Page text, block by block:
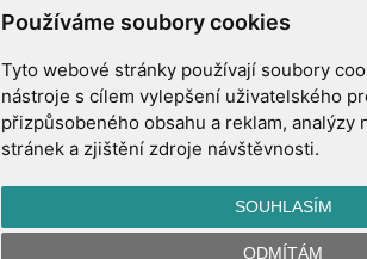
Používáme soubory cookies
Tyto webové stránky používají soubory
nástroje s cílem vylepšení uživatelského
přizpůsobeného obsahu a reklam, analýzy
stránek a zjištění zdroje návštěvnosti.
SOUHLASÍM
ODMÍTÁM